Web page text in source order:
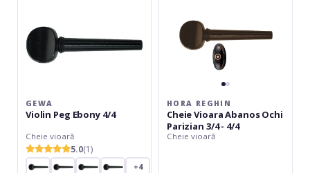
GEWA
Violin Peg Ebony 4/4
Cheie vioară
5.0(1)
+4
HORA REGHIN
Cheie Vioara Abanos Ochi
Parizian 3/4 - 4/4
Cheie vioară